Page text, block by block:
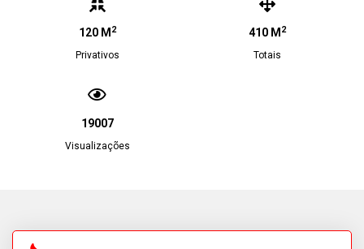
120 M 2
Privativos
410 M 2
Totais
19007
Visualizações